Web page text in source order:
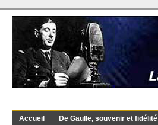
Accueil De Gaulle, souvenir et fidélité